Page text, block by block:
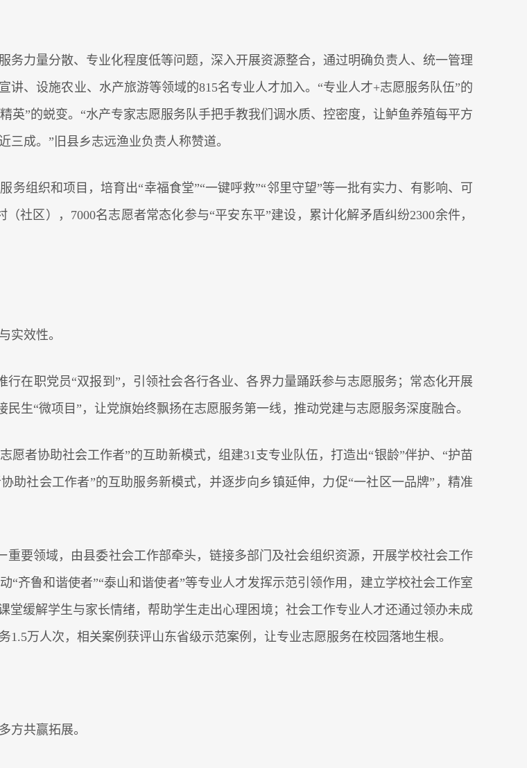
务力量分散、专业化程度低等问题，深入开展资源整合，通过明确负责人、统一管理
、设施农业、水产旅游等领域的815名专业人才加入。“专业人才+志愿服务队伍”的
英”的蜕变。“水产专家志愿服务队手把手教我们调水质、控密度，让鲈鱼养殖每平方
三成。”旧县乡志远渔业负责人称赞道。
务组织和项目，培育出“幸福食堂”“一键呼救”“邻里守望”等一批有实力、有影响、可
社区），7000名志愿者常态化参与“平安东平”建设，累计化解矛盾纠纷2300余件，
实效性。
行在职党员“双报到”，引领社会各行各业、各界力量踊跃参与志愿服务；常态化开展
生“微项目”，让党旗始终飘扬在志愿服务第一线，推动党建与志愿服务深度融合。
愿者协助社会工作者”的互助新模式，组建31支专业队伍，打造出“银龄”伴护、“护苗
助社会工作者”的互助服务新模式，并逐步向乡镇延伸，力促“一社区一品牌”，精准
重要领域，由县委社会工作部牵头，链接多部门及社会组织资源，开展学校社会工作
齐鲁和谐使者”“泰山和谐使者”等专业人才发挥示范引领作用，建立学校社会工作室
堂缓解学生与家长情绪，帮助学生走出心理困境；社会工作专业人才还通过领办未成
万人次，相关案例获评山东省级示范案例，让专业志愿服务在校园落地生根。
方共赢拓展。